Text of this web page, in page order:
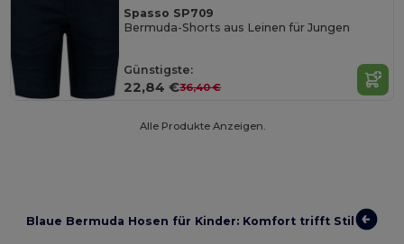
Spasso SP709
Bermuda-Shorts aus Leinen für Jungen
Günstigste:
22,84 €36,40 €
Alle Produkte Anzeigen.
Blaue Bermuda Hosen für Kinder: Komfort trifft Stil